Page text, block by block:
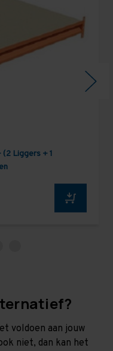
Liggers + 1
voldoen aan jouw
niet, dan kan het